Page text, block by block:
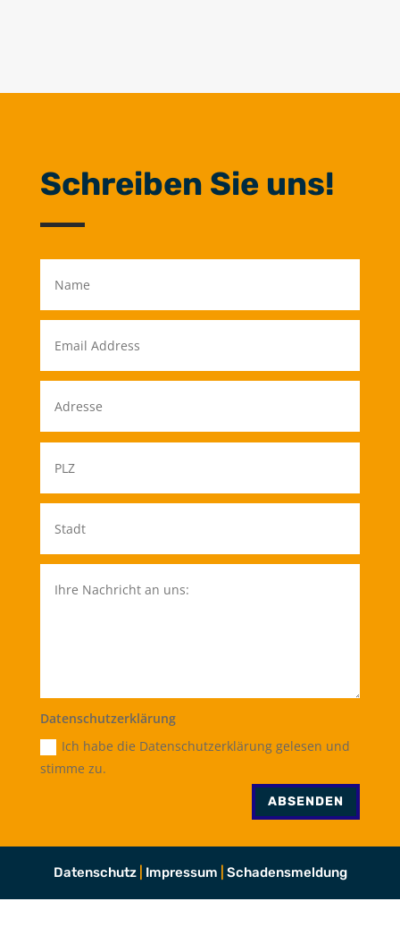
Schreiben Sie uns!
Datenschutzerklärung
Ich habe die Datenschutzerklärung gelesen und
stimme zu.
ABSENDEN
Datenschutz| Impressum Schadensmeldung